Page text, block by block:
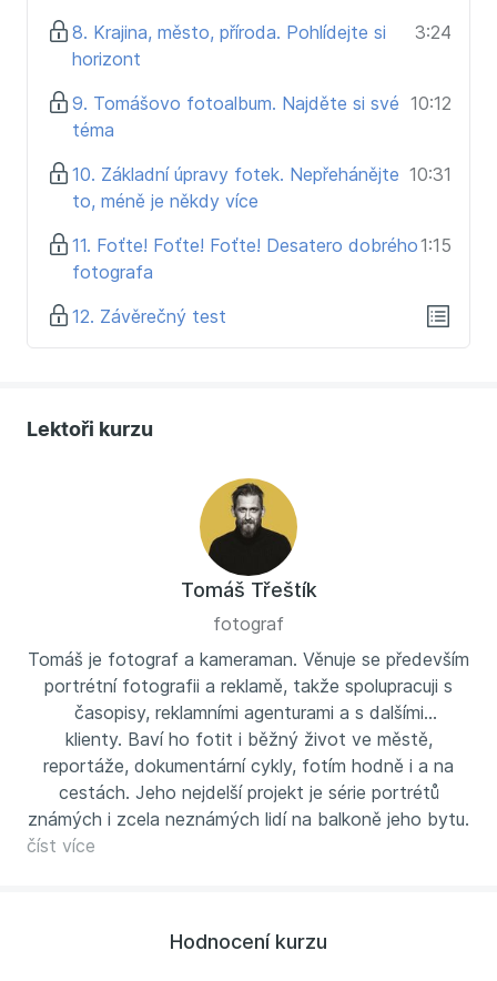
8. Krajina, město, příroda. Pohlídejte si
horizont
3:24
9. Tomášovo fotoalbum. Najděte si své
téma
10:12
10. Základní úpravy fotek. Nepřehánějte
to, méně je někdy více
10:31
11. Foťte! Foťte! Foťte! Desatero dobrého
fotografa
1:15
12. Závěrečný test
Lektoři kurzu
Tomáš Třeštík
fotograf
Tomáš je fotograf a kameraman. Věnuje se především
portrétní fotografii a reklamě, takže spolupracuji s
časopisy, reklamními agenturami a s dalšími
klienty. Baví ho fotit i běžný život ve městě,
reportáže, dokumentární cykly, fotím hodně i a na
cestách. Jeho nejdelší projekt je série portrétů
známých i zcela neznámých lidí na balkoně jeho bytu.
Pracuje na něm přes deset let a za tu dobu takto
Michael a na Vysoké škole kreativní komunikace.
číst více
Hodnocení kurzu